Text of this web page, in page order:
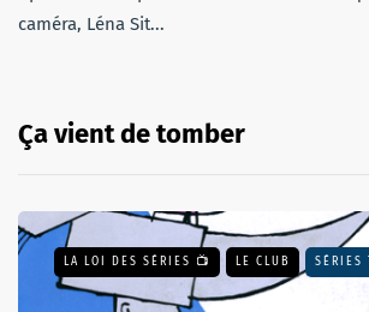
caméra, Léna Sit...
Ça vient de tomber
LA LOI DES SÉRIES 📺 LE CLUB SÉRIES